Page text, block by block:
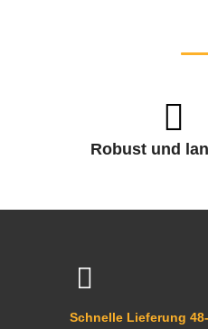
Robust und
Schnelle Lieferung